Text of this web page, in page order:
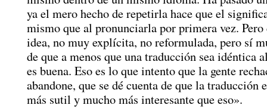
ya el mero hecho de repetirla hace que el
mismo que al pronunciarla por primera vez. Pero
idea, no muy explícita, no reformulada, pero sí
de que a menos que una traducción sea idéntica
es buena. Eso es lo que intento que la gente
abandone, que se dé cuenta de que la traducción
más sutil y mucho más interesante que eso».